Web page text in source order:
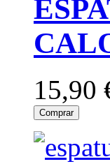
15,90
Comprar